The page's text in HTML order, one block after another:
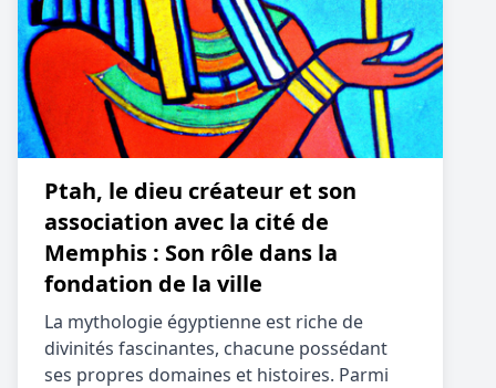
Ptah, le dieu créateur et son
association avec la cité de
Memphis : Son rôle dans la
fondation de la ville
La mythologie égyptienne est riche de
divinités fascinantes, chacune possédant
ses propres domaines et histoires. Parmi